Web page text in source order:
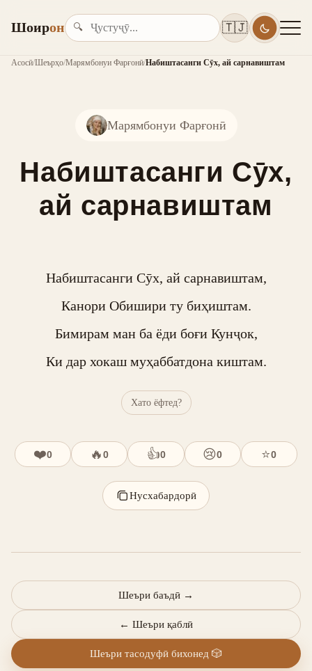
Шоирон 🔍 🇹🇯
Асосӣ/Шеърҳо/Марямбонуи Фарғонӣ/Набиштасанги Сӯх, ай сарнавиштам
Марямбонуи Фарғонӣ
Набиштасанги Сӯх,
ай сарнавиштам
Набиштасанги Сӯх, ай сарнавиштам,
Канори Обишири ту биҳиштам.
Бимирам ман ба ёди боғи Кунҷок,
Ки дар хокаш муҳаббатдона киштам.
Хато ёфтед?
❤️0 🔥0 👍0 😢0 ⭐0
Нусхабардорӣ
← Шеъри қаблӣ
Шеъри баъдӣ →
Шеъри тасодуфӣ бихонед 🎲